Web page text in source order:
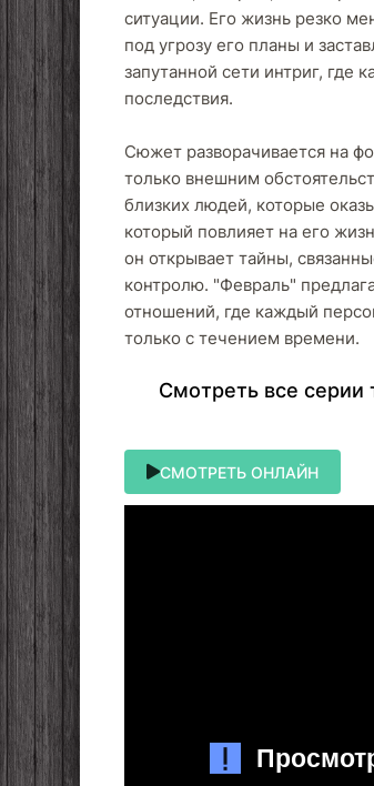
ситуации. Его жизнь резко
под угрозу его планы и
запутанной сети интриг, где
последствия.
Сюжет разворачивается на
только внешним
близких людей, которые
который повлияет на его
он открывает тайны,
контролю. "Февраль"
отношений, где каждый
только с течением времени.
Cмoтpeть вce cepии
СМОТРЕТЬ ОНЛАЙН